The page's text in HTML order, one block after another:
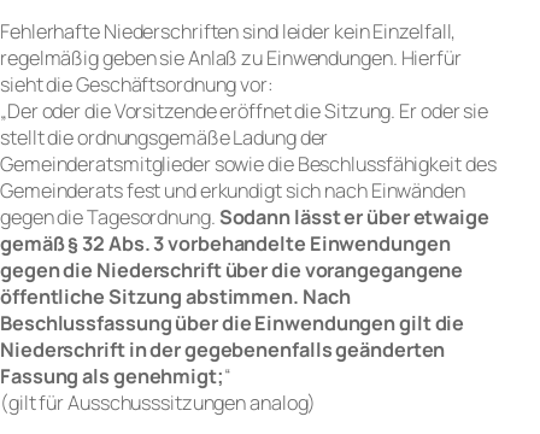
Fehlerhafte Niederschriften sind leider kein Einzelfall,
regelmäßig geben sie Anlaß zu Einwendungen. Hierfür
sieht die Geschäftsordnung vor:
„Der oder die Vorsitzende eröffnet die Sitzung. Er oder sie
stellt die ordnungsgemäße Ladung der
Gemeinderatsmitglieder sowie die Beschlussfähigkeit des
Gemeinderats fest und erkundigt sich nach Einwänden
gegen die Tagesordnung. Sodann lässt er über etwaige
gemäß § 32 Abs. 3 vorbehandelte Einwendungen
gegen die Niederschrift über die vorangegangene
öffentliche Sitzung abstimmen. Nach
Beschlussfassung über die Einwendungen gilt die
Niederschrift in der gegebenenfalls geänderten
Fassung als genehmigt;“
(gilt für Ausschusssitzungen analog)